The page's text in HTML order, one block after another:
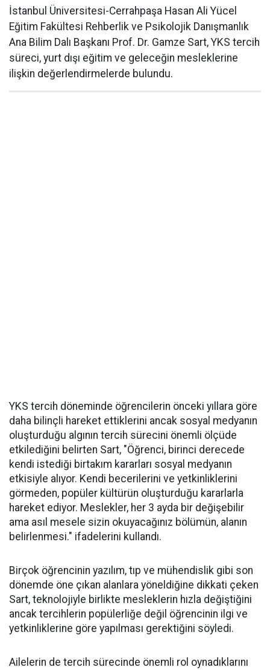
İstanbul Üniversitesi-Cerrahpaşa Hasan Ali Yücel
Eğitim Fakültesi Rehberlik ve Psikolojik Danışmanlık
Ana Bilim Dalı Başkanı Prof. Dr. Gamze Sart, YKS tercih
süreci, yurt dışı eğitim ve geleceğin mesleklerine
ilişkin değerlendirmelerde bulundu.
YKS tercih döneminde öğrencilerin önceki yıllara göre
daha bilinçli hareket ettiklerini ancak sosyal medyanın
oluşturduğu algının tercih sürecini önemli ölçüde
etkilediğini belirten Sart, "Öğrenci, birinci derecede
kendi istediği birtakım kararları sosyal medyanın
etkisiyle alıyor. Kendi becerilerini ve yetkinliklerini
görmeden, popüler kültürün oluşturduğu kararlarla
hareket ediyor. Meslekler, her 3 ayda bir değişebilir
ama asıl mesele sizin okuyacağınız bölümün, alanın
belirlenmesi." ifadelerini kullandı.
Birçok öğrencinin yazılım, tıp ve mühendislik gibi son
dönemde öne çıkan alanlara yöneldiğine dikkati çeken
Sart, teknolojiyle birlikte mesleklerin hızla değiştiğini
ancak tercihlerin popülerliğe değil öğrencinin ilgi ve
yetkinliklerine göre yapılması gerektiğini söyledi.
Ailelerin de tercih sürecinde önemli rol oynadıklarını